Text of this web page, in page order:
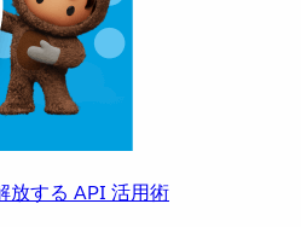
放する API 活用術